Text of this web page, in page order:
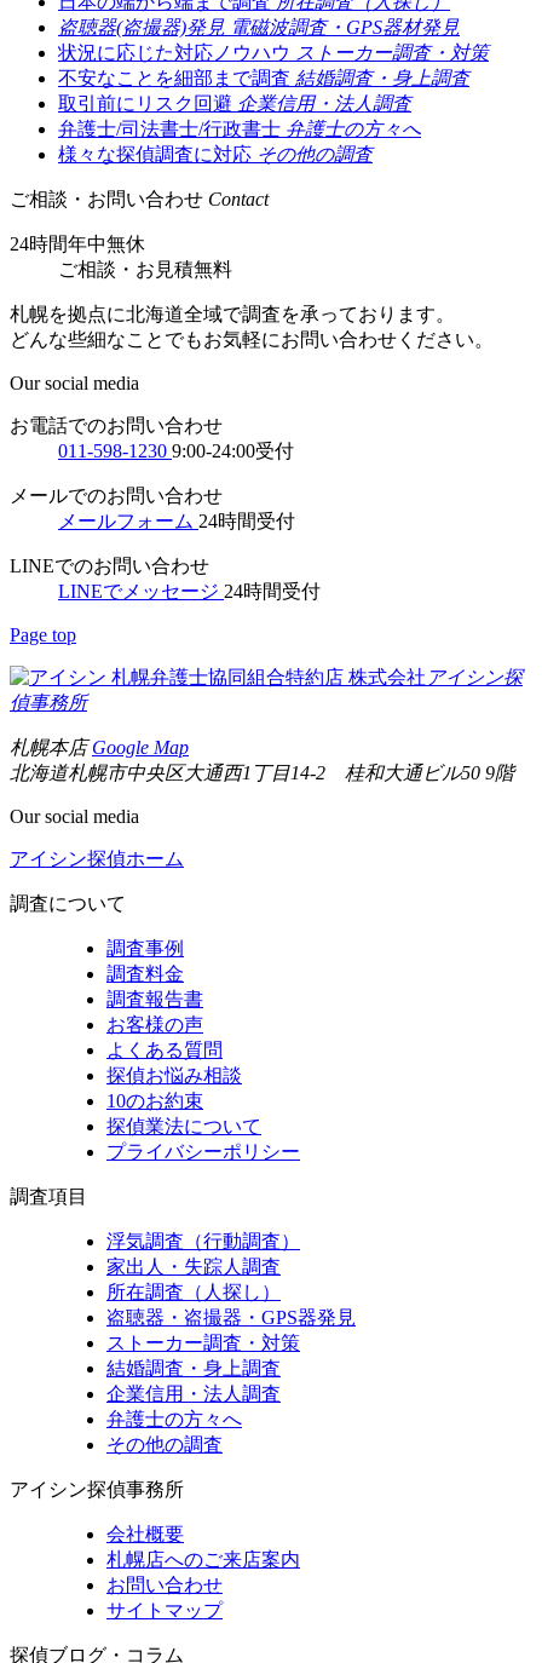
盗聴器(盗撮器)発見 電磁波調査・GPS器材発見
状況に応じた対応ノウハウ ストーカー調査・対策
不安なことを細部まで調査 結婚調査・身上調査
取引前にリスク回避 企業信用・法人調査
弁護士/司法書士/行政書士 弁護士の方々へ
様々な探偵調査に対応 その他の調査
ご相談・お問い合わせ Contact
24時間年中無休
ご相談 ・ お見積無料
札幌を拠点に北海道全域で調査を承っております。
どんな些細なことでもお気軽にお問い合わせください。
Our social media
お電話でのお問い合わせ
011-598-1230 9:00-24:00受付
メールでのお問い合わせ
メールフォーム 24時間受付
LINEでのお問い合わせ
LINEでメッセージ 24時間受付
Page top
札幌弁護士協同組合特約店 株式会社 アイシン探
偵事務所
札幌本店Google Map
北海道札幌市中央区大通西1丁目14-2 桂和大通ビル50 9階
Our social media
アイシン探偵ホーム
調査について
調査事例
調査料金
調査報告書
お客様の声
よくある質問
探偵お悩み相談
10のお約束
探偵業法について
プライバシーポリシー
調査項目
浮気調査（行動調査）
家出人・失踪人調査
所在調査（人探し）
盗聴器・盗撮器・GPS器発見
ストーカー調査・対策
結婚調査・身上調査
企業信用・法人調査
弁護士の方々へ
その他の調査
アイシン探偵事務所
会社概要
札幌店へのご来店案内
お問い合わせ
サイトマップ
探偵ブログ・コラム